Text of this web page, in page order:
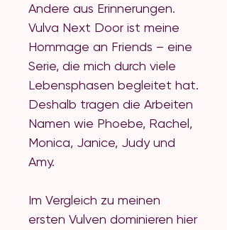
Andere aus Erinnerungen.
Vulva Next Door ist meine
Hommage an Friends – eine
Serie, die mich durch viele
Lebensphasen begleitet hat.
Deshalb tragen die Arbeiten
Namen wie Phoebe, Rachel,
Monica, Janice, Judy und
Amy.
Im Vergleich zu meinen
ersten Vulven dominieren hier